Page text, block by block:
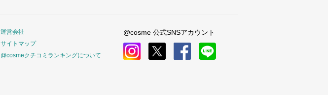
運営会社
サイトマップ
@cosmeクチコミランキングについて
@cosme 公式SNSアカウント